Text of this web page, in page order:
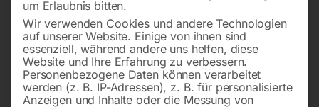
um Erlaubnis bitten.
Wir verwenden Cookies und andere Technologien
auf unserer Website. Einige von ihnen sind
essenziell, während andere uns helfen, diese
Website und Ihre Erfahrung zu verbessern.
Personenbezogene Daten können verarbeitet
werden (z. B. IP-Adressen), z. B. für personalisierte
Anzeigen und Inhalte oder die Messung von